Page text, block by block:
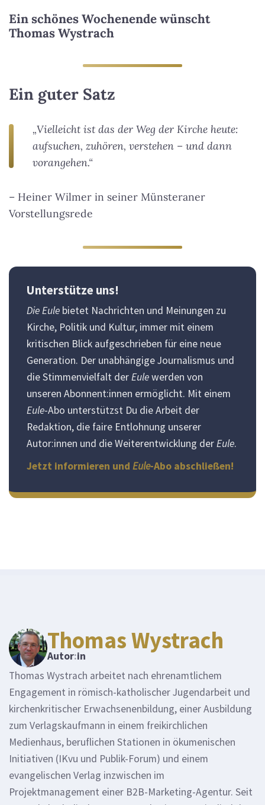
Ein schönes Wochenende wünscht
Thomas Wystrach
Ein guter Satz
„Vielleicht ist das der Weg der Kirche heute:
aufsuchen, zuhören, verstehen – und dann
vorangehen.“
– Heiner Wilmer in seiner Münsteraner
Vorstellungsrede
Unterstütze uns!
Die Eule bietet Nachrichten und Meinungen zu
Kirche, Politik und Kultur, immer mit einem
kritischen Blick aufgeschrieben für eine neue
Generation. Der unabhängige Journalismus und
die Stimmenvielfalt derEulewerden von
unseren Abonnent:innen ermöglicht. Mit einem
Eule-Abo unterstützst Du die Arbeit der
Redaktion, die faire Entlohnung unserer
Autor:innen und die Weiterentwicklung derEule.
Jetzt informieren und Eule-Abo abschließen!
Thomas Wystrach
Autor:in
Thomas Wystrach arbeitet nach ehrenamtlichem
Engagement in römisch-katholischer Jugendarbeit und
kirchenkritischer Erwachsenenbildung, einer Ausbildung
zum Verlagskaufmann in einem freikirchlichen
Medienhaus, beruflichen Stationen in ökumenischen
Initiativen (IKvu und Publik-Forum) und einem
evangelischen Verlag inzwischen im
Projektmanagement einer B2B-Marketing-Agentur. Seit